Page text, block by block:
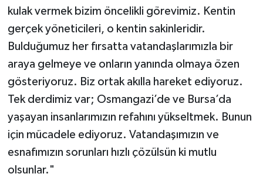
kulak vermek bizim öncelikli görevimiz. Kentin
gerçek yöneticileri, o kentin sakinleridir.
Bulduğumuz her fırsatta vatandaşlarımızla bir
araya gelmeye ve onların yanında olmaya özen
gösteriyoruz. Biz ortak akılla hareket ediyoruz.
Tek derdimiz var; Osmangazi’de ve Bursa’da
yaşayan insanlarımızın refahını yükseltmek. Bunun
için mücadele ediyoruz. Vatandaşımızın ve
esnafımızın sorunları hızlı çözülsün ki mutlu
olsunlar."